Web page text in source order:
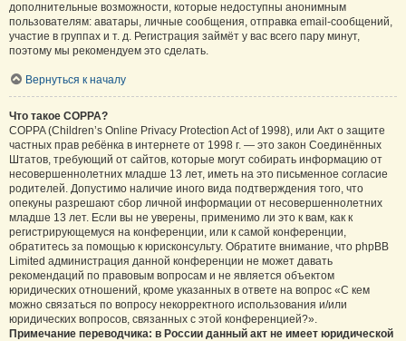
дополнительные возможности, которые недоступны анонимным
пользователям: аватары, личные сообщения, отправка email-сообщений,
участие в группах и т. д. Регистрация займёт у вас всего пару минут,
поэтому мы рекомендуем это сделать.
Вернуться к началу
Что такое COPPA?
COPPA (Children’s Online Privacy Protection Act of 1998), или Акт о защите
частных прав ребёнка в интернете от 1998 г. — это закон Соединённых
Штатов, требующий от сайтов, которые могут собирать информацию от
несовершеннолетних младше 13 лет, иметь на это письменное согласие
родителей. Допустимо наличие иного вида подтверждения того, что
опекуны разрешают сбор личной информации от несовершеннолетних
младше 13 лет. Если вы не уверены, применимо ли это к вам, как к
регистрирующемуся на конференции, или к самой конференции,
обратитесь за помощью к юрисконсульту. Обратите внимание, что phpBB
Limited администрация данной конференции не может давать
рекомендаций по правовым вопросам и не является объектом
юридических отношений, кроме указанных в ответе на вопрос «С кем
можно связаться по вопросу некорректного использования и/или
юридических вопросов, связанных с этой конференцией?».
Примечание переводчика: в России данный акт не имеет юридической